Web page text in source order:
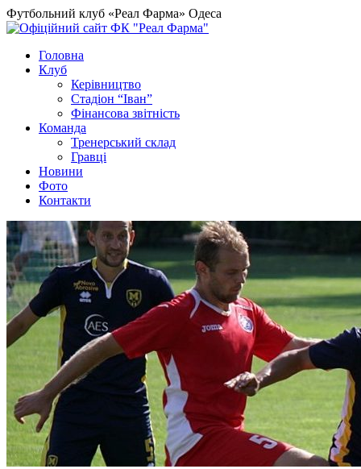
Футбольний клуб «Реал Фарма» Одеса
Головна
Клуб
Керівництво
Стадіон “Іван”
Фінансова звітність
Команда
Тренерський склад
Гравці
Новини
Фото
Контакти